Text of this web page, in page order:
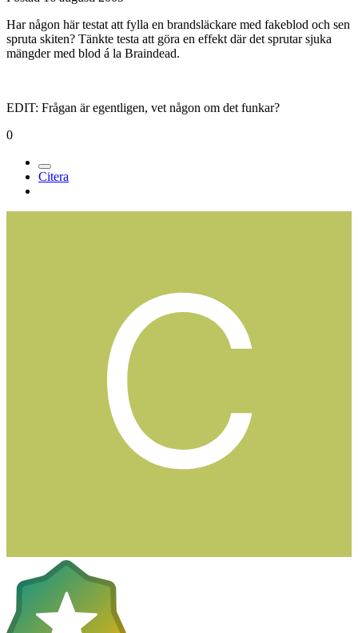
Har någon här testat att fylla en brandsläckare med fakeblod och sen
spruta skiten? Tänkte testa att göra en effekt där det sprutar sjuka
mängder med blod á la Braindead.
EDIT: Frågan är egentligen, vet någon om det funkar?
0
Citera